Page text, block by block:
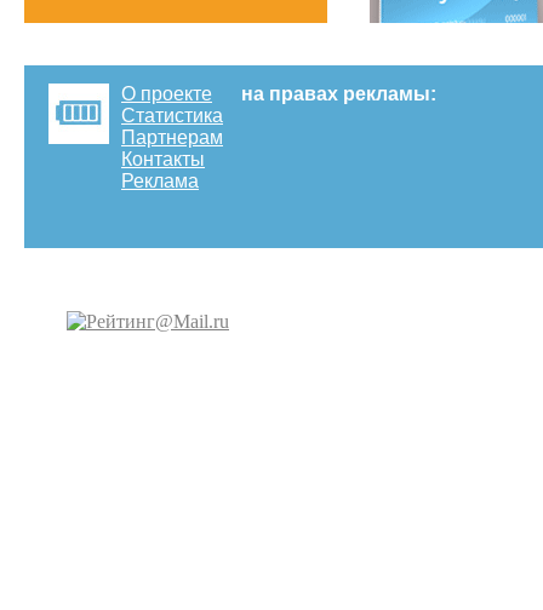
О проекте
Статистика
Партнерам
Контакты
Реклама
на правах рекламы: